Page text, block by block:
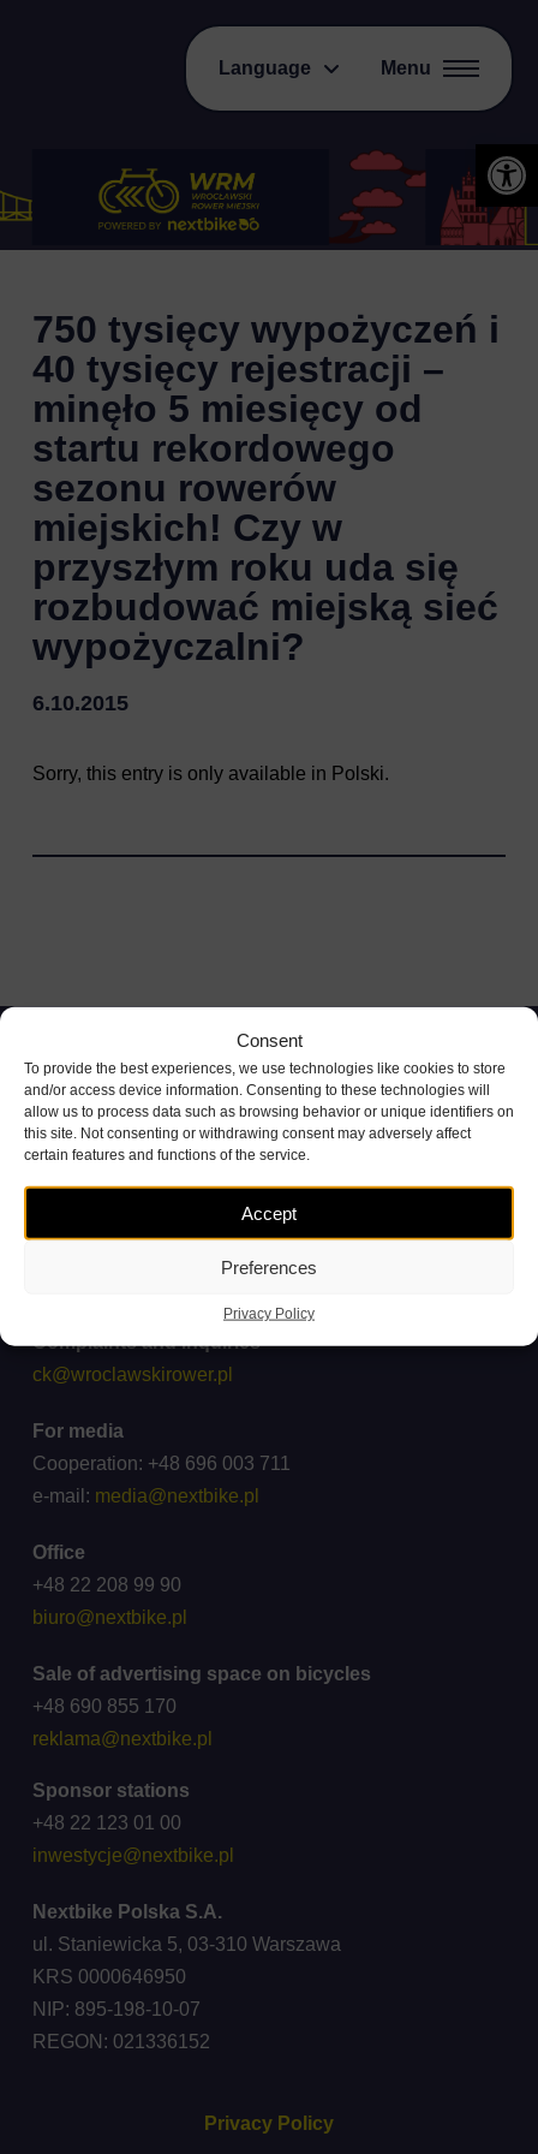
Consent
To provide the best experiences, we use technologies like cookies to store
and/or access device information. Consenting to these technologies will
allow us to process data such as browsing behavior or unique identifiers on
this site. Not consenting or withdrawing consent may adversely affect
certain features and functions of the service.
Accept
Preferences
Privacy Policy
Language Menu
750 tysięcy wypożyczeń i
40 tysięcy rejestracji –
minęło 5 miesięcy od
startu rekordowego
sezonu rowerów
miejskich! Czy w
przyszłym roku uda się
rozbudować miejską sieć
wypożyczalni?
6.10.2015
Sorry, this entry is only available in Polski.
Customer Service Contact
Complaints and inquiries
ck@wroclawskirower.pl
For media
Cooperation: +48 696 003 711
e-mail: media@nextbike.pl
Office
+48 22 208 99 90
biuro@nextbike.pl
Sale of advertising space on bicycles
+48 690 855 170
reklama@nextbike.pl
Sponsor stations
+48 22 123 01 00
inwestycje@nextbike.pl
Nextbike Polska S.A.
ul. Staniewicka 5, 03-310 Warszawa
KRS 0000646950
NIP: 895-198-10-07
REGON: 021336152
Privacy Policy